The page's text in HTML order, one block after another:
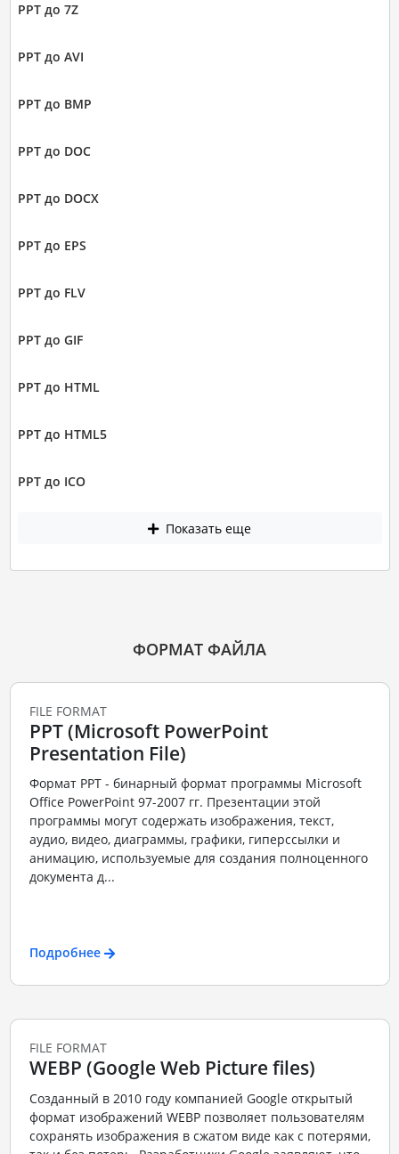
PPT до 7Z
PPT до AVI
PPT до BMP
PPT до DOC
PPT до DOCX
PPT до EPS
PPT до FLV
PPT до GIF
PPT до HTML
PPT до HTML5
PPT до ICO
Показать еще
ФОРМАТ ФАЙЛА
FILE FORMAT
PPT (Microsoft PowerPoint
Presentation File)
Формат PPT - бинарный формат программы Microsoft
Office PowerPoint 97-2007 гг. Презентации этой
программы могут содержать изображения, текст,
аудио, видео, диаграммы, графики, гиперссылки и
анимацию, используемые для создания полноценного
документа д...
Подробнее
FILE FORMAT
WEBP (Google Web Picture files)
Созданный в 2010 году компанией Google открытый
формат изображений WEBP позволяет пользователям
сохранять изображения в сжатом виде как с потерями,